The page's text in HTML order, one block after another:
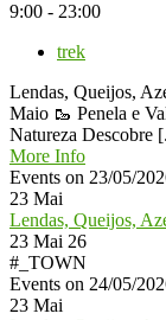
9:00 - 23:00
trek
Lendas, Queijos,
Maio 🥾 Penela e
Natureza Descobre
More Info
Events on 23/05/
23 Mai
Lendas, Queijos,
23 Mai 26
#_TOWN
Events on 24/05/
23 Mai